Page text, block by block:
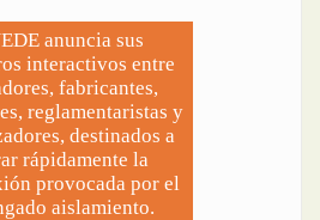
anuncia sus
interactivos entre
fabricantes,
reglamentaristas y
destinados a
rápidamente la
provocada por el
aislamiento.